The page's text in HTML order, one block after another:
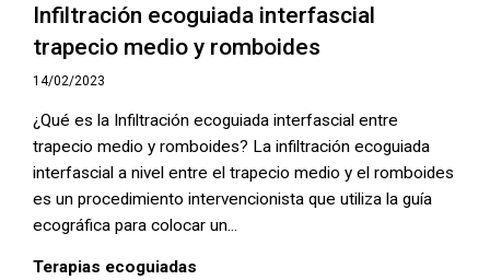
Infiltración ecoguiada interfascial
trapecio medio y romboides
14/02/2023
¿Qué es la Infiltración ecoguiada interfascial entre
trapecio medio y romboides? La infiltración ecoguiada
interfascial a nivel entre el trapecio medio y el romboides
es un procedimiento intervencionista que utiliza la guía
ecográfica para colocar un...
Terapias ecoguiadas